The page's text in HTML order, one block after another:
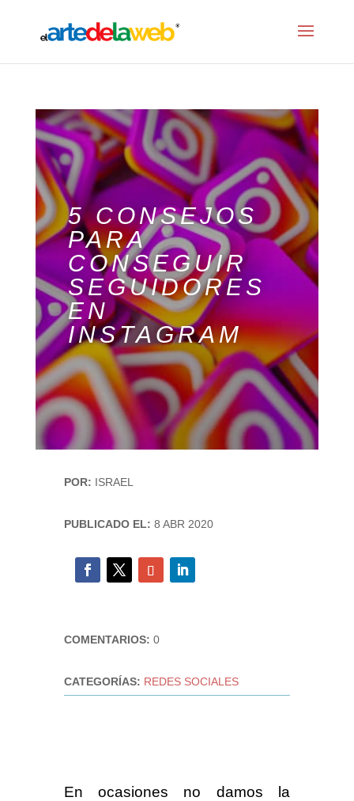
5 CONSEJOS
PARA
CONSEGUIR
SEGUIDORES
EN
INSTAGRAM
POR: ISRAEL
PUBLICADO EL: 8 ABR 2020
COMENTARIOS: 0
CATEGORÍAS: REDES SOCIALES
En ocasiones no damos la